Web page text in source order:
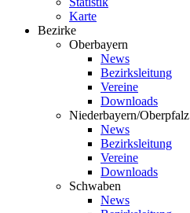
Karte
Bezirke
Oberbayern
News
Bezirksleitung
Vereine
Downloads
Niederbayern/Oberpfalz
News
Bezirksleitung
Vereine
Downloads
Schwaben
News